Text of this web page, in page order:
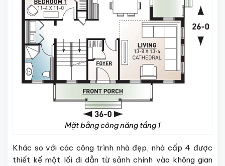
Mặt bằng công năng tầng 1
Khác so với các công trình nhà đẹp, nhà cấp 4 được
thiết kế một lối đi dẫn từ sảnh chính vào không gian